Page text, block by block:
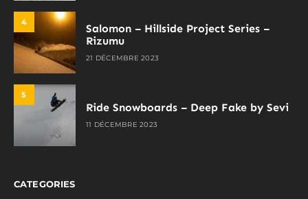
4
Salomon – Hillside Project Series –
Rizumu
21 DÉCEMBRE 2023
5
Ride Snowboards – Deep Fake by Sevi
11 DÉCEMBRE 2023
CATEGORIES